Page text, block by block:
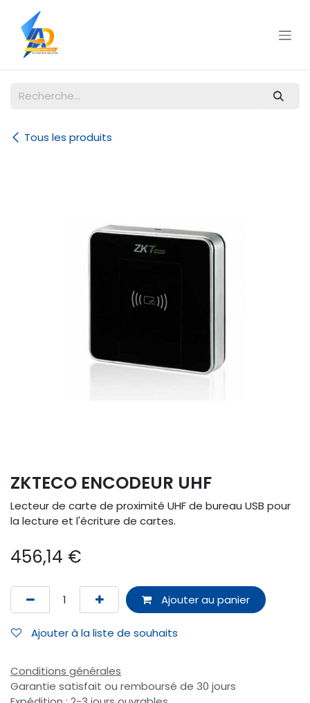
Tous les produits
ZKTECO ENCODEUR UHF
Lecteur de carte de proximité UHF de bureau USB pour
la lecture et l'écriture de cartes.
456,14 €
Ajouter au panier
Ajouter à la liste de souhaits
Conditions générales
Garantie satisfait ou remboursé de 30 jours